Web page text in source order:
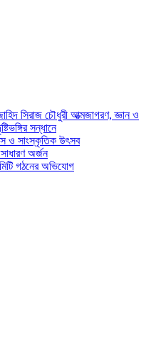
সিরাজ চৌধুরী আত্মজাগরণ, জ্ঞান ও
সন্ধানে
ও সাংস্কৃতিক উৎসব
অর্জন
গঠনের অভিযোগ